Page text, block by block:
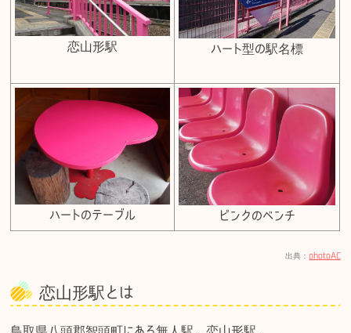
恋山形駅 ハート型の駅名標
ハートのテーブル ピンクのベンチ
出典： photoAC
恋山形駅とは
鳥取県八頭郡智頭町にある無人駅、恋山形駅。